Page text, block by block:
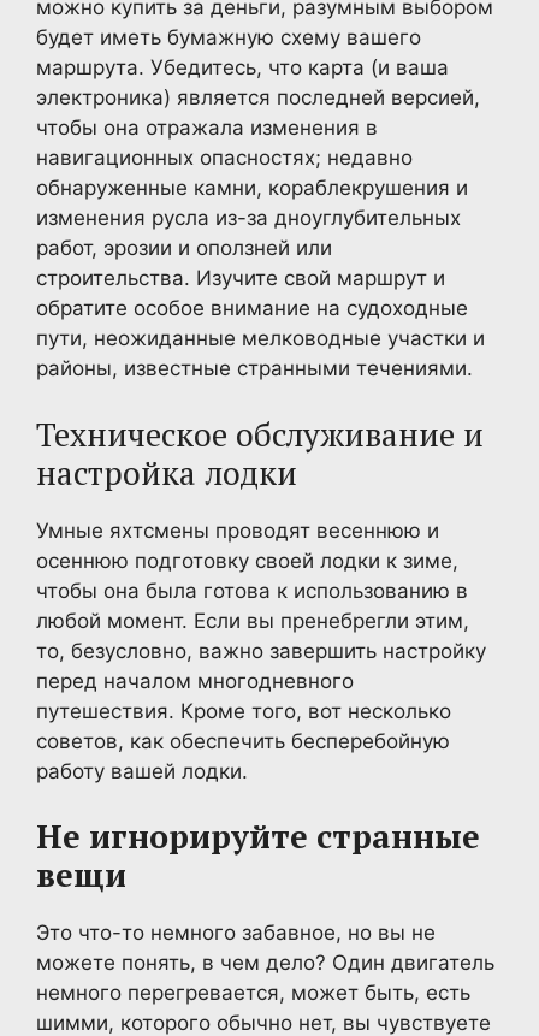
можно купить за деньги, разумным выбором
будет иметь бумажную схему вашего
маршрута. Убедитесь, что карта (и ваша
электроника) является последней версией,
чтобы она отражала изменения в
навигационных опасностях; недавно
обнаруженные камни, кораблекрушения и
изменения русла из-за дноуглубительных
работ, эрозии и оползней или
строительства. Изучите свой маршрут и
обратите особое внимание на судоходные
пути, неожиданные мелководные участки и
районы, известные странными течениями.
Техническое обслуживание и
настройка лодки
Умные яхтсмены проводят весеннюю и
осеннюю подготовку своей лодки к зиме,
чтобы она была готова к использованию в
любой момент. Если вы пренебрегли этим,
то, безусловно, важно завершить настройку
перед началом многодневного
путешествия. Кроме того, вот несколько
советов, как обеспечить бесперебойную
работу вашей лодки.
Не игнорируйте странные
вещи
Это что-то немного забавное, но вы не
можете понять, в чем дело? Один двигатель
немного перегревается, может быть, есть
шимми, которого обычно нет, вы чувствуете